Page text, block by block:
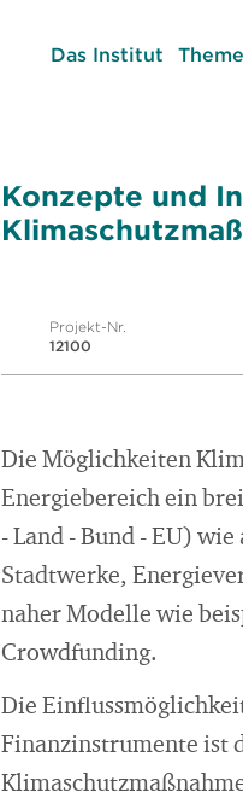
Das Institut
Konzepte und
Projekt-Nr.
12100
Die Möglichkeiten
Energiebereich ein
- Land - Bund - EU)
Stadtwerke,
naher Modelle wie
Crowdfunding.
Die
Finanzinstrumente ist